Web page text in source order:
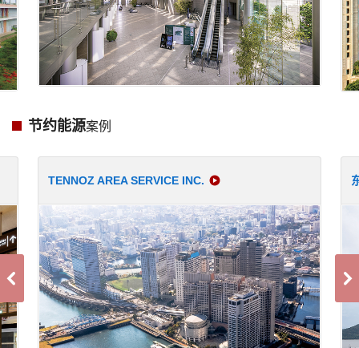
节约能源案例
TENNOZ AREA SERVICE INC.